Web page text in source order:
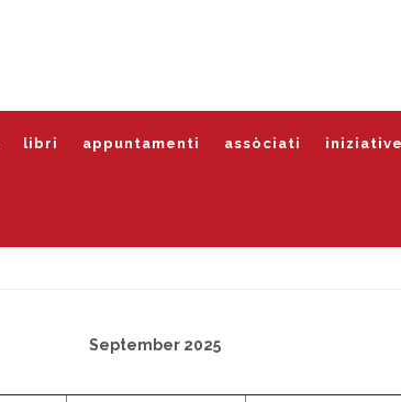
libri appuntamenti assòciati iniziative
September 2025